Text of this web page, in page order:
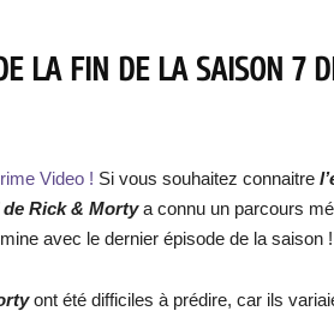
LA FIN DE LA SAISON 7
Video ! Si vous souhaitez connaitre
de Rick & Mortya connu un parcours
avec le dernier épisode de la saison !
ont été difficiles à prédire, car ils